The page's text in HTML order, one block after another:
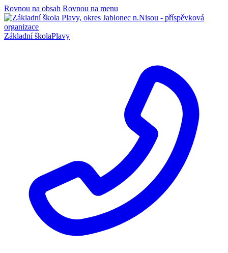
Rovnou na obsah Rovnou na menu
Základní školaPlavy